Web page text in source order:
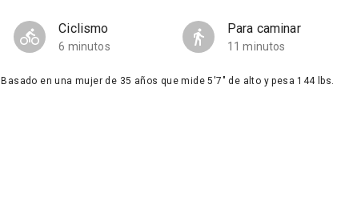
Ciclismo
6 minutos
Para caminar
11 minutos
Basado en una mujer de 35 años que mide 5'7" de alto y pesa 144 lbs.